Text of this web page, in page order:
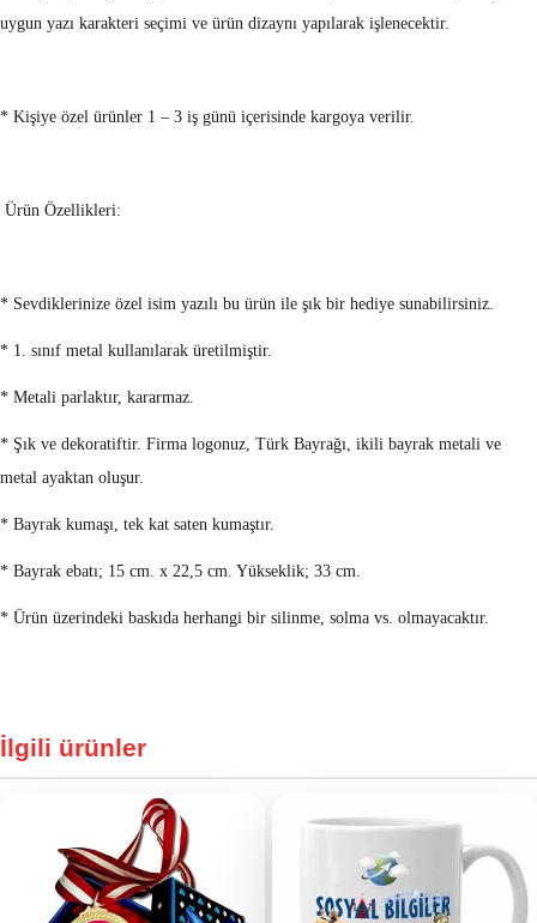
uygun yazı karakteri seçimi ve ürün dizaynı yapılarak işlenecektir.
* Kişiye özel ürünler 1 – 3 iş günü içerisinde kargoya verilir.
Ürün Özellikleri:
* Sevdiklerinize özel isim yazılı bu ürün ile şık bir hediye sunabilirsiniz.
* 1. sınıf metal kullanılarak üretilmiştir.
* Metali parlaktır, kararmaz.
* Şık ve dekoratiftir. Firma logonuz, Türk Bayrağı, ikili bayrak metali ve
metal ayaktan oluşur.
* Bayrak kumaşı, tek kat saten kumaştır.
* Bayrak ebatı; 15 cm. x 22,5 cm. Yükseklik; 33 cm.
* Ürün üzerindeki baskıda herhangi bir silinme, solma vs. olmayacaktır.
İlgili ürünler